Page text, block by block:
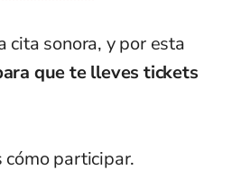
cita sonora, y por esta
que te lleves tickets
participar.